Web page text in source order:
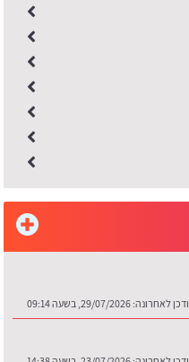
עודכן לאחרונה:
עודכן לאחרונה: